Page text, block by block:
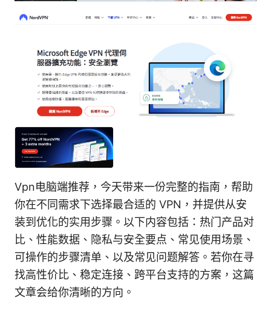
Vpn电脑端推荐，今天带来一份完整的指南，帮助
你在不同需求下选择最合适的 VPN，并提供从安
装到优化的实用步骤。以下内容包括：热门产品对
比、性能数据、隐私与安全要点、常见使用场景、
可操作的步骤清单、以及常见问题解答。若你在寻
找高性价比、稳定连接、跨平台支持的方案，这篇
文章会给你清晰的方向。